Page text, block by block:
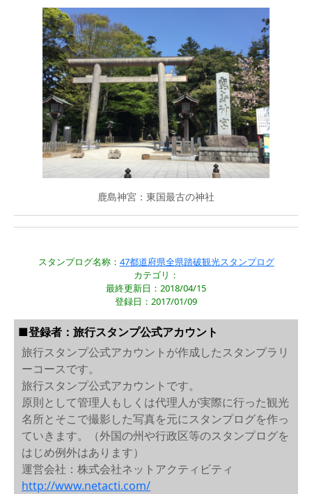
鹿島神宮：東国最古の神社
スタンプログ名称： 47都道府県全県踏破観光スタンプログ
カテゴリ：
最終更新日：2018/04/15
登録日：2017/01/09
■登録者：旅行スタンプ公式アカウント
旅行スタンプ公式アカウントが作成したスタンプラリ
ーコースです。
旅行スタンプ公式アカウントです。
原則として管理人もしくは代理人が実際に行った観光
名所とそこで撮影した写真を元にスタンプログを作っ
ていきます。（外国の州や行政区等のスタンプログを
はじめ例外はあります）
運営会社：株式会社ネットアクティビティ
http://www.netacti.com/